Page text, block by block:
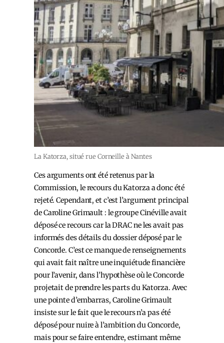
La Katorza, situé rue Corneille à Nantes
Ces arguments ont été retenus par la
Commission, le recours du Katorza a donc été
rejeté. Cependant, et c’est l’argument principal
de Caroline Grimault : le groupe Cinéville avait
déposé ce recours car la DRAC ne les avait pas
informés des détails du dossier déposé par le
Concorde. C’est ce manque de renseignements
qui avait fait naître une inquiétude financière
pour l’avenir, dans l’hypothèse où le Concorde
projetait de prendre les parts du Katorza. Avec
une pointe d’embarras, Caroline Grimault
insiste sur le fait que le recours n’a pas été
déposé pour nuire à l’ambition du Concorde,
mais pour se faire entendre, estimant même